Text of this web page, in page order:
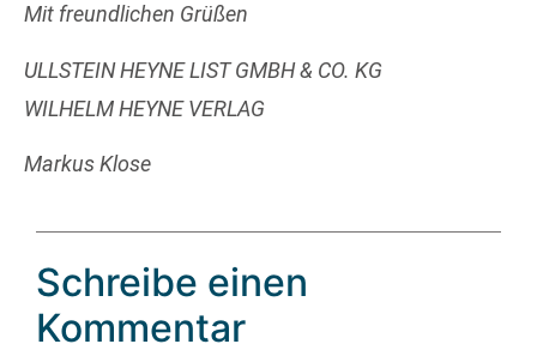
Mit freundlichen Grüßen
ULLSTEIN HEYNE LIST GMBH & CO. KG
WILHELM HEYNE VERLAG
Markus Klose
Schreibe einen
Kommentar